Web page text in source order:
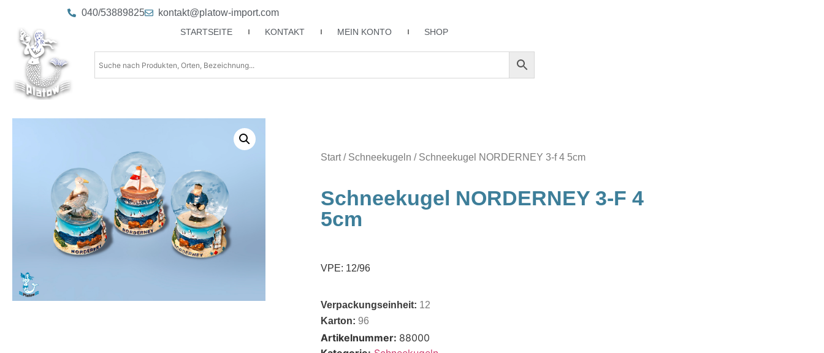
040/53889825 kontakt@platow-import.com
STARTSEITE KONTAKT MEIN KONTO SHOP
Start/ Schneekugeln / Schneekugel NORDERNEY 3-f 4 5cm
Schneekugel NORDERNEY 3-F 4
5cm
VPE: 12/96
Verpackungseinheit: 12
Karton:96
Artikelnummer: 88000